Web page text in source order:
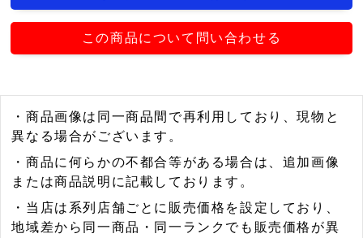
この商品について問い合わせる
・商品画像は同一商品間で再利用しており、現物と
異なる場合がございます。
・商品に何らかの不都合等がある場合は、追加画像
または商品説明に記載しております。
・当店は系列店舗ごとに販売価格を設定しており、
地域差から同一商品・同一ランクでも販売価格が異